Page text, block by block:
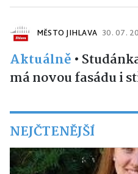
MĚSTO JIHLAVA 30. 07.
Aktuálně •
má novou fasádu i
NEJČTENĚJŠÍ